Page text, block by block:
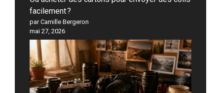
facilement ?
par Camille Bergeron
mai 27, 2026